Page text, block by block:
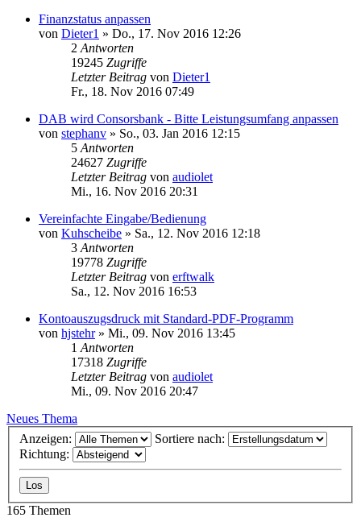
Finanzstatus anpassen
von Dieter1 » Do., 17. Nov 2016 12:26
2 Antworten
19245 Zugriffe
Letzter Beitrag von Dieter1
Fr., 18. Nov 2016 07:49
DAB wird Consorsbank - Bitte Leistungsumfang anpassen
von stephanv » So., 03. Jan 2016 12:15
5 Antworten
24627 Zugriffe
Letzter Beitrag von audiolet
Mi., 16. Nov 2016 20:31
Vereinfachte Eingabe/Bedienung
von Kuhscheibe » Sa., 12. Nov 2016 12:18
3 Antworten
19778 Zugriffe
Letzter Beitrag von erftwalk
Sa., 12. Nov 2016 16:53
Kontoauszugsdruck mit Standard-PDF-Programm
von hjstehr» Mi., 09. Nov 2016 13:45
1 Antworten
17318 Zugriffe
Letzter Beitrag von audiolet
Mi., 09. Nov 2016 20:47
Neues Thema
Anzeigen:
Sortiere nach:
Richtung:
165 Themen